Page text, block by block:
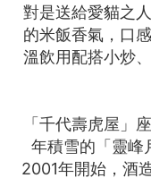
對是送給愛貓之
的米飯香氣，口
溫飲用配搭小炒
「千代壽虎屋」
年積雪的「靈峰
2001年開始，酒